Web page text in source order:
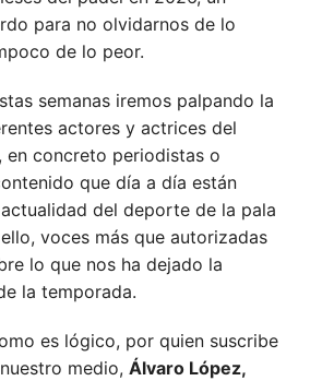
para no olvidarnos de lo
de lo peor.
semanas iremos palpando la
actores y actrices del
en concreto periodistas o
que día a día están
del deporte de la pala
voces más que autorizadas
lo que nos ha dejado la
la temporada.
es lógico, por quien suscribe
medio, Álvaro López,